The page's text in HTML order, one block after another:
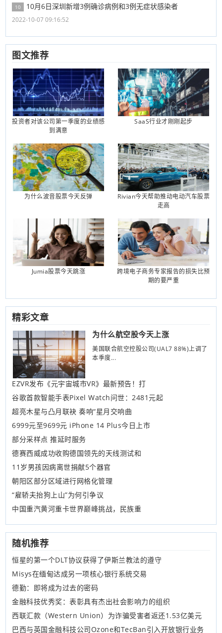
10 10月6日深圳新增3例确诊病例和3例无症状感染者
2022-10-07 09:16:52
图文推荐
投资者对该公司第一季度的业绩感
到满意
SaaS行业才刚刚起步
为什么波音股票今天反弹
Rivian今天帮助推动电动汽车股票
走高
Jumia股票今天跳涨
跨境电子商务专家报告的损失比预
期的要严重
精彩文章
为什么航空股今天上涨
美国联合航空控股公司(UAL7 88%)上调了
本季度...
EZVR发布《元宇宙城市VR》最新预告！打
谷歌首款智能手表Pixel Watch问世：2481元起
超亮木星与凸月联袂 奏响“星月交响曲
6999元至9699元 iPhone 14 Plus今日上市
部分采样点 推延时服务
德赛西威成功收购德国领先的天线测试和
11岁男孩因病离世捐献5个器官
朝阳区部分区域进行网格化管理
“雇轿夫抬狗上山”为何引争议
中国重汽黄河重卡世界巅峰挑战，民族重
随机推荐
恒星的第一个DLT协议获得了伊斯兰教法的遵守
Misys在缅甸达成另一项核心银行系统交易
德勤：即将成为过去的密码
金融科技优秀奖：表彰具有杰出社会影响力的组织
西联汇款（Western Union）为诈骗受害者返还1.53亿美元
巴西与英国金融科技公司Ozone和TecBan引入开放银行业务